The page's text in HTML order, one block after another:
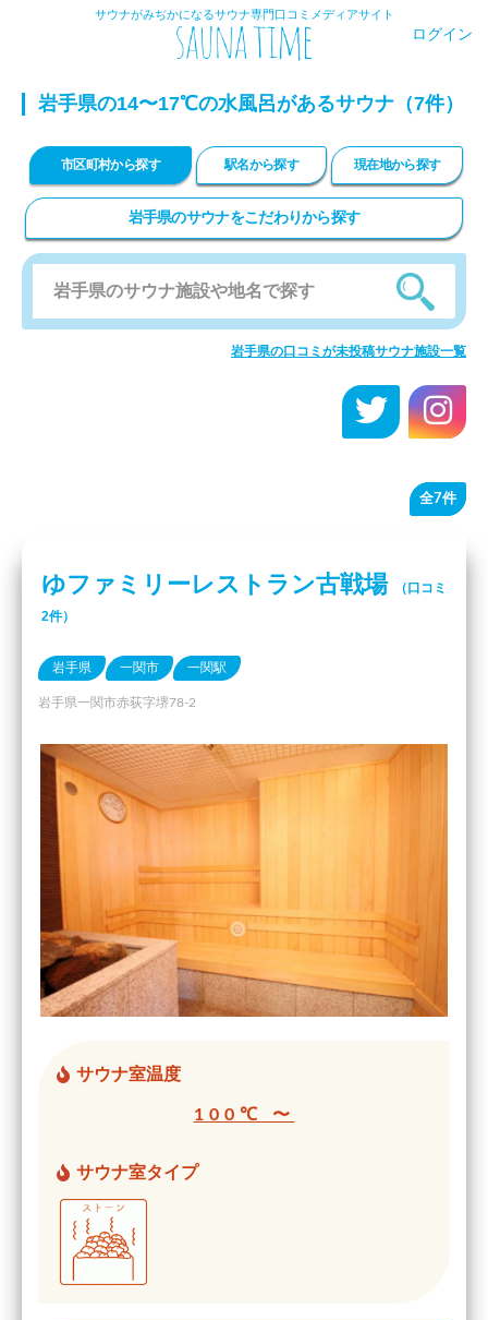
サウナがみぢかになるサウナ専門口コミメディアサイト
ログイン
岩手県の14〜17℃の水風呂があるサウナ（7件）
市区町村から探す 駅名から探す 現在地から探す
岩手県のサウナをこだわりから探す
岩手県の口コミが未投稿サウナ施設一覧
全7件
ゆファミリーレストラン古戦場
（口コミ
2件）
岩手県 一関市 一関駅
岩手県一関市赤荻字堺78-2
サウナ室温度
100℃ 〜
サウナ室タイプ